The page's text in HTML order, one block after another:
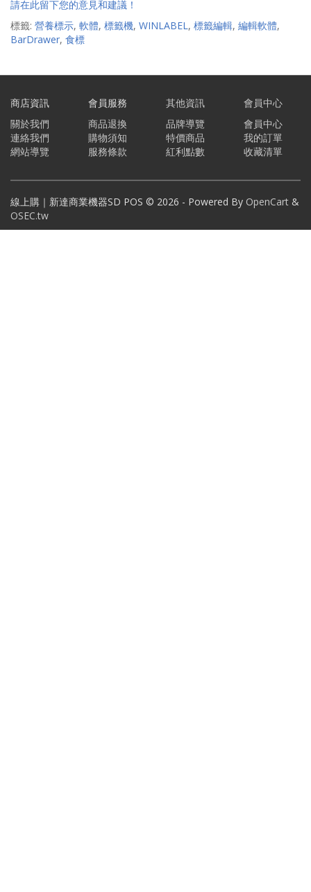
請在此留下您的意見和建議！
標籤: 營養標示, 軟體, 標籤機, WINLABEL , 標籤編輯, 編輯軟體,
BarDrawer, 食標
商店資訊
關於我們
連絡我們
網站導覽
會員服務
商品退換
購物須知
服務條款
其他資訊
品牌導覽
特價商品
紅利點數
會員中心
會員中心
我的訂單
收藏清單
線上購｜新達商業機器SD POS © 2026 - Powered By OpenCart &
OSEC.tw